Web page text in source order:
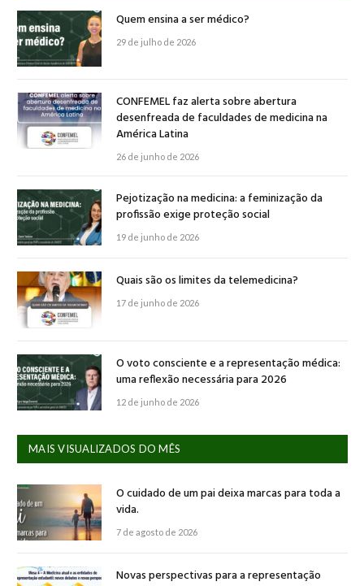
Quem ensina a ser médico?
29 de julho de 2026
CONFEMEL faz alerta sobre abertura
desenfreada de faculdades de medicina na
América Latina
26 de junho de 2026
Pejotização na medicina: a feminização da
profissão exige proteção social
19 de junho de 2026
Quais são os limites da telemedicina?
17 de junho de 2026
O voto consciente e a representação médica:
uma reflexão necessária para 2026
12 de junho de 2026
MAIS VISUALIZADOS DO MÊS
O cuidado de um pai deixa marcas para toda a
vida.
7 de agosto de 2026
Novas perspectivas para a representação